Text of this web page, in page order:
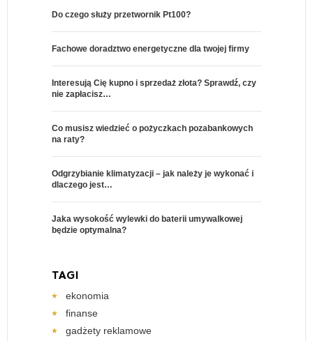
Do czego służy przetwornik Pt100?
Fachowe doradztwo energetyczne dla twojej firmy
Interesują Cię kupno i sprzedaż złota? Sprawdź, czy
nie zapłacisz…
Co musisz wiedzieć o pożyczkach pozabankowych
na raty?
Odgrzybianie klimatyzacji – jak należy je wykonać i
dlaczego jest…
Jaka wysokość wylewki do baterii umywalkowej
będzie optymalna?
TAGI
ekonomia
finanse
gadżety reklamowe